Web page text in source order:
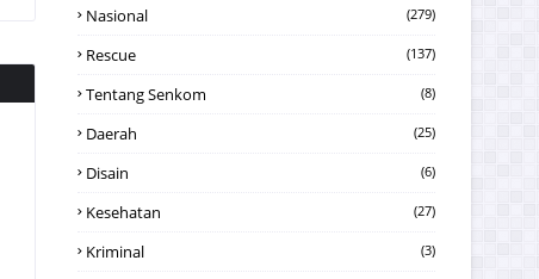
Nasional (279)
Rescue (137)
Tentang Senkom (8)
Daerah (25)
Disain (6)
Kesehatan (27)
Kriminal (3)